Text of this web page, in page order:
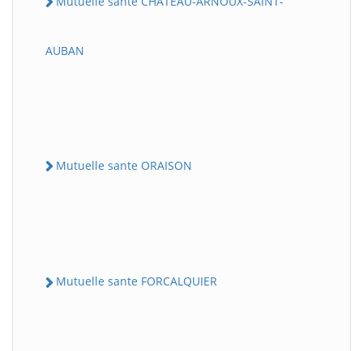
AUBAN
Mutuelle sante ORAISON
Mutuelle sante FORCALQUIER